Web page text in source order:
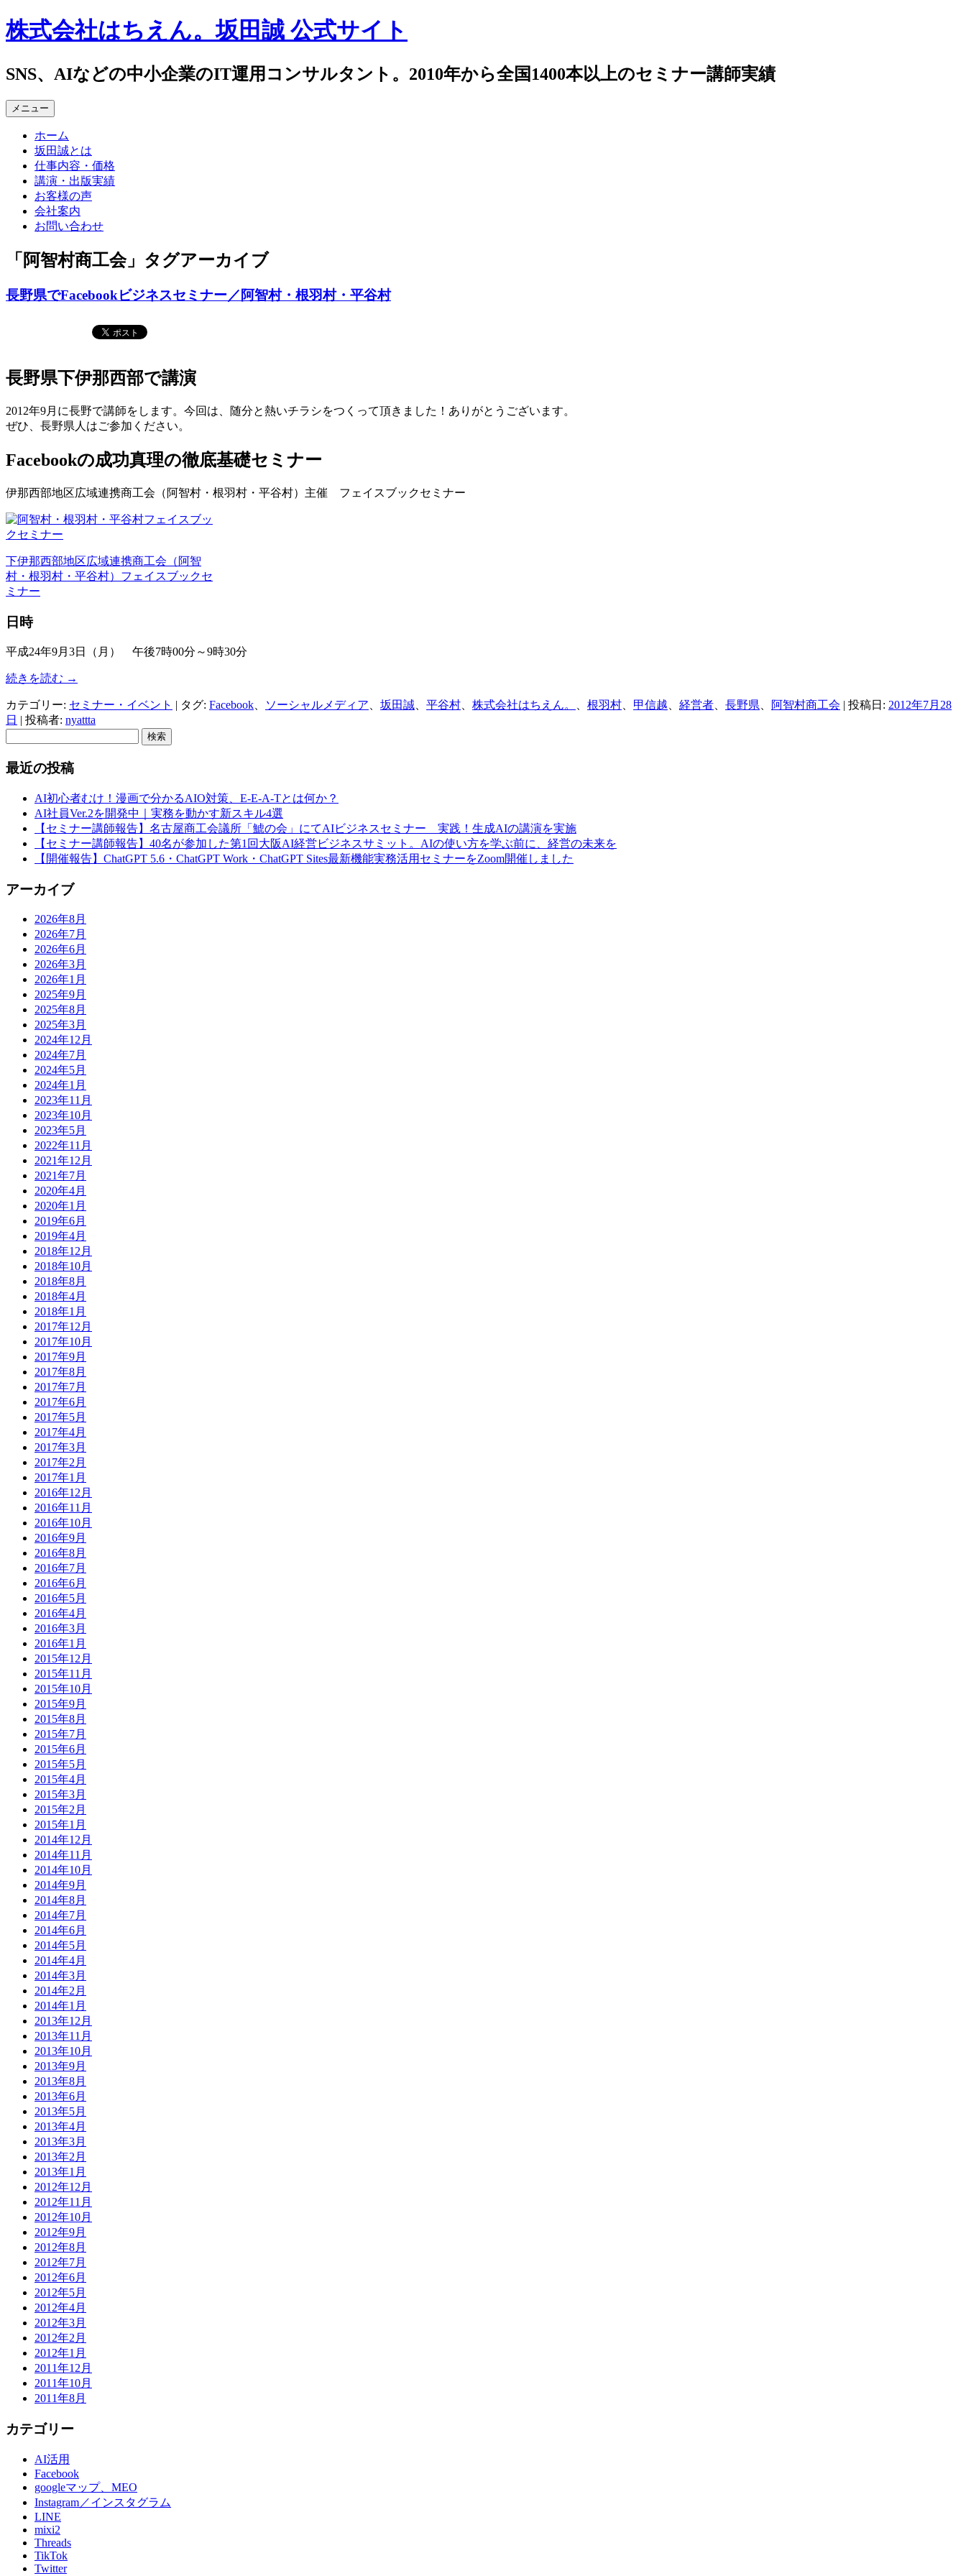
コ
ン
ン
ツ
へ
ス
株式会社はちえん。坂田誠 公式サイト
SNS、AIなどの中小企業のIT運用コンサルタント。2010年から全国1400本以上のセミナー講師実績
メニュー
ホーム
坂田誠とは
仕事内容・価格
講演・出版実績
お客様の声
会社案内
お問い合わせ
「 阿智村商工会」タグアーカイブ
長野県でFacebookビジネスセミナー／阿智村・根羽村・平谷村
長野県下伊那西部で講演
2012年9月に長野で講師をします。今回は、随分と熱いチラシをつくって頂きました！ありがとうございます。
ぜひ、長野県人はご参加ください。
Facebookの成功真理の徹底基礎セミナー
伊那西部地区広域連携商工会（阿智村・根羽村・平谷村）主催 フェイスブックセミナー
下伊那西部地区広域連携商工会（阿智
村・根羽村・平谷村）フェイスブックセ
ミナー
日時
平成24年9月3日（月） 午後7時00分～9時30分
続きを読む →
カテゴリー: セミナー・イベント | タグ: Facebook ソーシャルメディア 坂田誠 平谷村 株式会社はちえん。 根羽村 甲信越 経営者 長野県 阿智村商工会 | 投稿日: 2012年7月28
日 | 投稿者: nyattta
最近の投稿
AI初心者むけ！漫画で分かるAIO対策、E-E-A-Tとは何か？
AI社員Ver.2を開発中｜実務を動かす新スキル4選
【セミナー講師報告】名古屋商工会議所「鯱の会」にてAIビジネスセミナー 実践！生成AIの講演を実施
【セミナー講師報告】40名が参加した第1回大阪AI経営ビジネスサミット。AIの使い方を学ぶ前に、経営の未来を
【開催報告】ChatGPT 5.6・ChatGPT Work・ChatGPT Sites最新機能実務活用セミナーをZoom開催しました
アーカイブ
2026年8月
2026年7月
2026年6月
2026年3月
2026年1月
2025年9月
2025年8月
2025年3月
2024年12月
2024年7月
2024年5月
2024年1月
2023年11月
2023年10月
2023年5月
2022年11月
2021年12月
2021年7月
2020年4月
2020年1月
2019年6月
2019年4月
2018年12月
2018年10月
2018年8月
2018年4月
2018年1月
2017年12月
2017年10月
2017年9月
2017年8月
2017年7月
2017年6月
2017年5月
2017年4月
2017年3月
2017年2月
2017年1月
2016年12月
2016年11月
2016年10月
2016年9月
2016年8月
2016年7月
2016年6月
2016年5月
2016年4月
2016年3月
2016年1月
2015年12月
2015年11月
2015年10月
2015年9月
2015年8月
2015年7月
2015年6月
2015年5月
2015年4月
2015年3月
2015年2月
2015年1月
2014年12月
2014年11月
2014年10月
2014年9月
2014年8月
2014年7月
2014年6月
2014年5月
2014年4月
2014年3月
2014年2月
2014年1月
2013年12月
2013年11月
2013年10月
2013年9月
2013年8月
2013年6月
2013年5月
2013年4月
2013年3月
2013年2月
2013年1月
2012年12月
2012年11月
2012年10月
2012年9月
2012年8月
2012年7月
2012年6月
2012年5月
2012年4月
2012年3月
2012年2月
2012年1月
2011年12月
2011年10月
2011年8月
カテゴリー
AI活用
Facebook
googleマップ、MEO
Instagram／インスタグラム
LINE
mixi2
Threads
TikTok
Twitter